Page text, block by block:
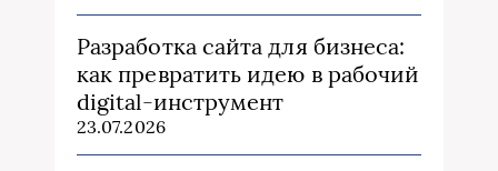
Разработка сайта для бизнеса:
как превратить идею в рабочий
digital-инструмент
23.07.2026